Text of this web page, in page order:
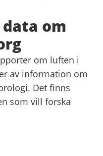
om
om luften i
av information om
Det finns
som vill forska